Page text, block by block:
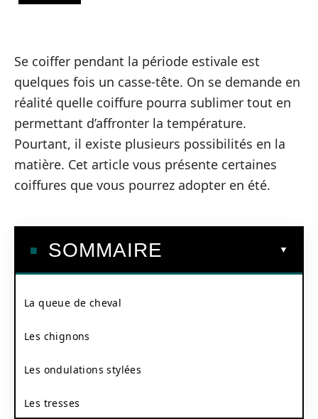
Se coiffer pendant la période estivale est
quelques fois un casse-tête. On se demande en
réalité quelle coiffure pourra sublimer tout en
permettant d’affronter la température.
Pourtant, il existe plusieurs possibilités en la
matière. Cet article vous présente certaines
coiffures que vous pourrez adopter en été.
SOMMAIRE
La queue de cheval
Les chignons
Les ondulations stylées
Les tresses